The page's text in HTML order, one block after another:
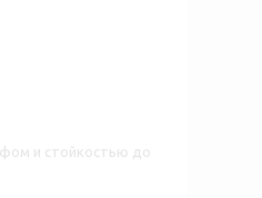
и стойкостью до